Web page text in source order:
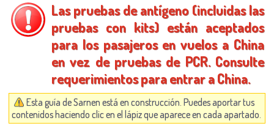
Las pruebas de antígeno (incluidas las
pruebas con kits) están aceptados
para los pasajeros en vuelos a China
en vez de pruebas de PCR. Consulte
requerimientos para entrar a China.
Esta guía de Sarnen está en construcción. Puedes aportar tus
contenidos haciendo clic en el lápiz que aparece en cada apartado.